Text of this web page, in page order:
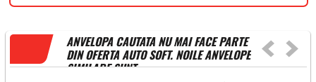
ANVELOPA CAUTATA NU MAI FACE PARTE
DIN OFERTA AUTO SOFT. NOILE ANVELOPE
SIMILARE SUNT